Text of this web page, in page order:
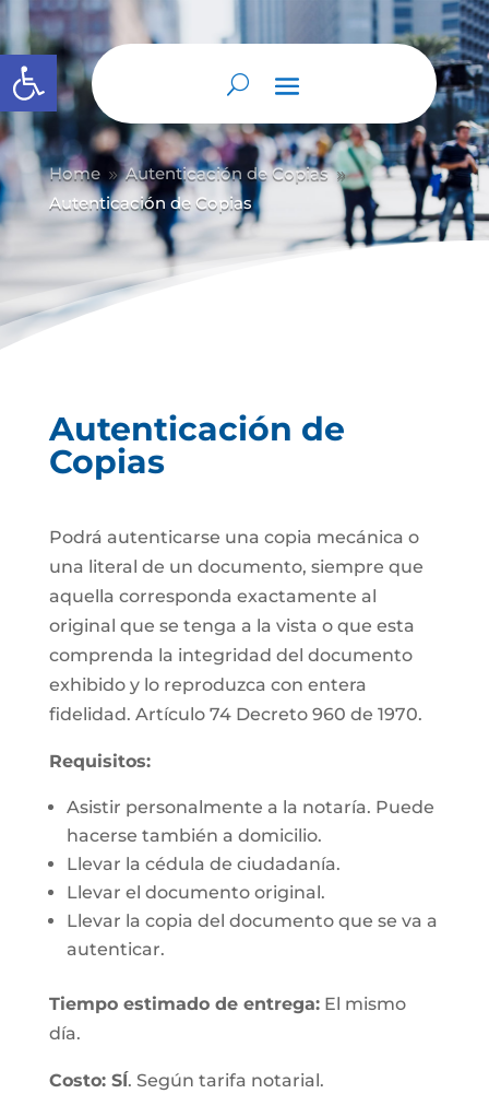
Abrir barra de herramientas
Home 9 Autenticación de Copias 9
Autenticación de Copias
Autenticación de
Copias
Podrá autenticarse una copia mecánica o
una literal de un documento, siempre que
aquella corresponda exactamente al
original que se tenga a la vista o que esta
comprenda la integridad del documento
exhibido y lo reproduzca con entera
fidelidad. Artículo 74 Decreto 960 de 1970.
Requisitos:
Asistir personalmente a la notaría. Puede
hacerse también a domicilio.
Llevar la cédula de ciudadanía.
Llevar el documento original.
Llevar la copia del documento que se va a
autenticar.
Tiempo estimado de entrega:El mismo
día.
Costo: SÍ. Según tarifa notarial.